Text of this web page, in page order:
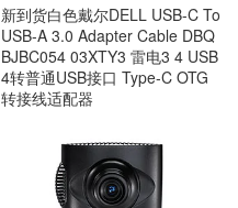
新到货白色戴尔DELL USB-C To
USB-A 3.0 Adapter Cable DBQ
BJBC054 03XTY3 雷电3 4 USB
4转普通USB接口 Type-C OTG
转接线适配器